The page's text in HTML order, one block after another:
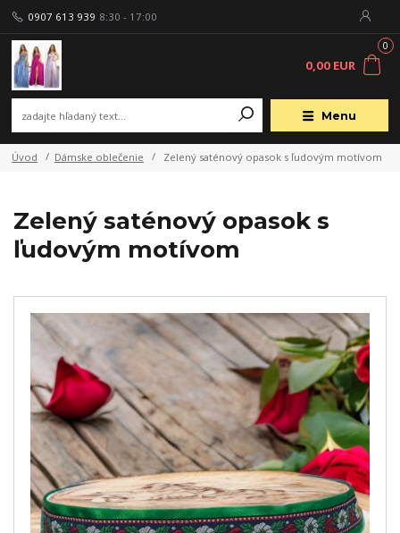
Menu
0907 613 939 8:30 - 17:00
0
0,00 EUR
Úvod Dámske oblečenie Zelený saténový opasok s ľudovým motívom
Zelený saténový opasok s
ľudovým motívom